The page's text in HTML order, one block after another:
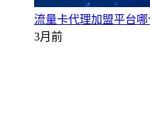
流量卡代理加盟平台
3月前